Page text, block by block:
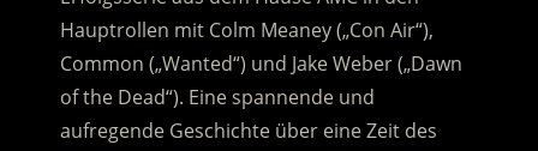
Hauptrollen mit Colm Meaney („Con Air“),
Common („Wanted“) und Jake Weber („Dawn
of the Dead“). Eine spannende und
aufregende Geschichte über eine Zeit des